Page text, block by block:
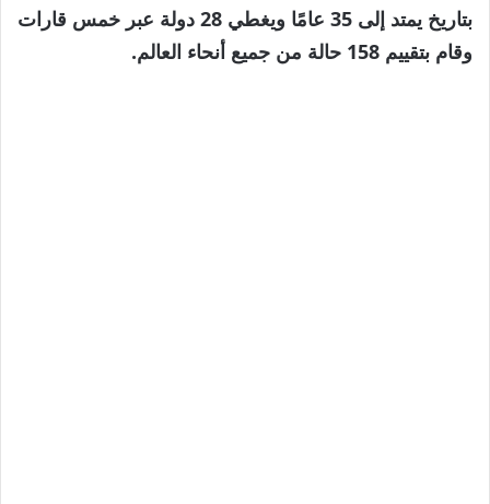
بتاريخ يمتد إلى 35 عامًا ويغطي 28 دولة عبر خمس قارات
وقام بتقييم 158 حالة من جميع أنحاء العالم.